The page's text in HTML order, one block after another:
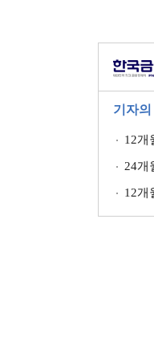
기자
12개
24개
12개